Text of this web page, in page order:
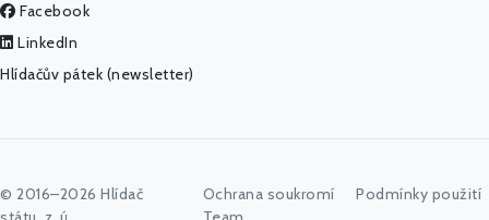
Facebook
LinkedIn
Hlídačův pátek (newsletter)
© 2016–2026 Hlídač
Ochrana soukromí
Podmínky použití